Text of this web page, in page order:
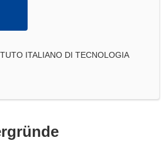
ITALIANO DI TECNOLOGIA